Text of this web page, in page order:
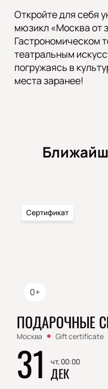
Откройте для себя
мюзикл «Москва от
Гастрономическом
театральным
погружаясь в
места заранее!
0+
Сертификат
ПОДАРОЧНЫЕ
Москва Gift certificate
31 чт, 00:00
ДЕК